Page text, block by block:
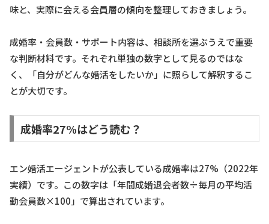
味と、実際に会える会員層の傾向を整理しておきましょう。
成婚率・会員数・サポート内容は、相談所を選ぶうえで重要
な判断材料です。それぞれ単独の数字として見るのではな
く、「自分がどんな婚活をしたいか」に照らして解釈するこ
とが大切です。
成婚率27%はどう読む？
エン婚活エージェントが公表している成婚率は27%（2022年
実績）です。この数字は「年間成婚退会者数÷毎月の平均活
動会員数×100」で算出されています。